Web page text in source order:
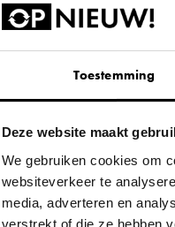
Toestemming
Deze website maakt
We gebruiken cookies om
websiteverkeer te
media, adverteren en
verstrekt of die ze hebben